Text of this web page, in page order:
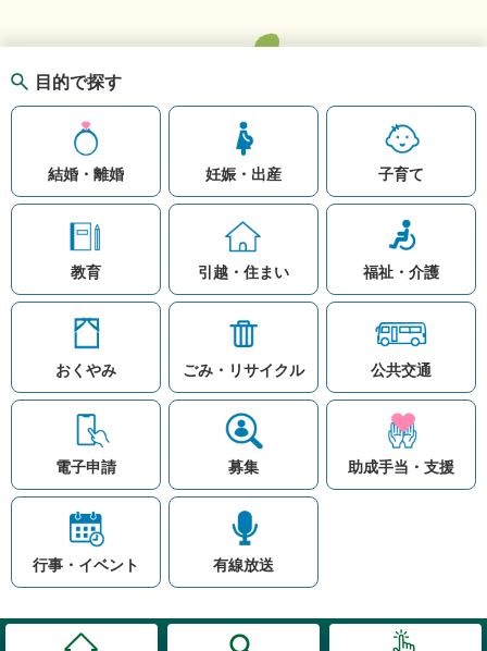
知りたい情報を検索
注目ワード
公共交通
入札
高齢者福祉 補助金
目的で探す
結婚・離婚 妊娠・出産 子育て
教育 引越・住まい 福祉・介護
おくやみ ごみ・リサイクル 公共交通
電子申請 募集 助成手当・支援
行事・イベント 有線放送
お問い合わせ
リンク集
このホームページ
著作権と免責事項につ
プライバシーポリシー
© Village Hara